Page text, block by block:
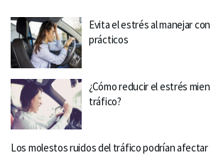
Evita el estrés al manejar
prácticos
¿Cómo reducir el estrés
tráfico?
Los molestos ruidos del tráfico podrían afectar